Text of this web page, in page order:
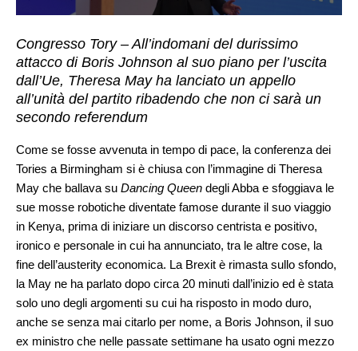
Congresso Tory – All’indomani del durissimo
attacco di Boris Johnson al suo piano per l’uscita
dall’Ue, Theresa May ha lanciato un appello
all’unità del partito ribadendo che non ci sarà un
secondo referendum
Come se fosse avvenuta in tempo di pace, la conferenza dei
Tories a Birmingham si è chiusa con l’immagine di Theresa
May che ballava su Dancing Queen degli Abba e sfoggiava le
sue mosse robotiche diventate famose durante il suo viaggio
in Kenya, prima di iniziare un discorso centrista e positivo,
ironico e personale in cui ha annunciato, tra le altre cose, la
fine dell’austerity economica. La Brexit è rimasta sullo sfondo,
la May ne ha parlato dopo circa 20 minuti dall’inizio ed è stata
solo uno degli argomenti su cui ha risposto in modo duro,
anche se senza mai citarlo per nome, a Boris Johnson, il suo
ex ministro che nelle passate settimane ha usato ogni mezzo